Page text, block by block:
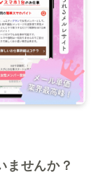
ませんか？